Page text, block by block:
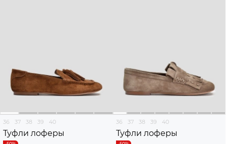
36 37 38 39 40
Туфли лоферы
36 37 38 39 40
Туфли лоферы